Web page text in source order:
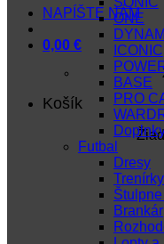
NAPÍŠTE NÁM
0,00 €
Košík
ONE
ICONIC
BASE
PRO
Futbal
Dresy
Trenírky
Brankár